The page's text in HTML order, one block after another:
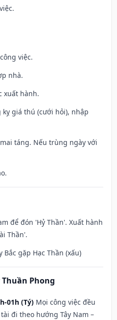
việc.
nhà.
xuất hành.
kỵ giá thú (cưới hỏi), nhập
táng. Nếu trùng ngày với
để đón 'Hỷ Thần'. Xuất hành
Thần'.
gặp Hạc Thần (xấu)
Phong
01h (Tý) Mọi công việc đều
đi theo hướng Tây Nam –